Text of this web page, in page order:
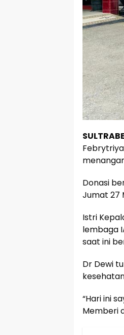
Donasi
Jumat 27
Istri
lembaga
saat ini
Dr Dewi
“Hari ini
Memberi